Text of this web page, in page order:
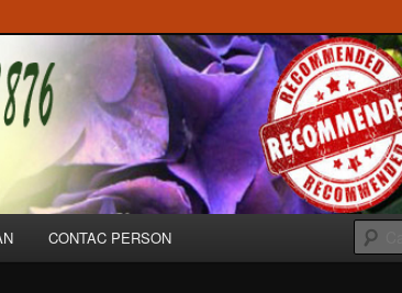
Dukacita, Peresmian & Pernikahan/Wedding di
CONTAC PERSON